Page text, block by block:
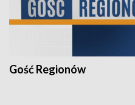
Gość Regionów